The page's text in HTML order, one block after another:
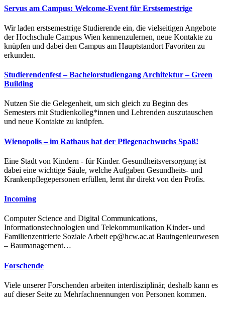
Servus am Campus: Welcome-Event für Erstsemestrige
Wir laden erstsemestrige Studierende ein, die vielseitigen Angebote
der Hochschule Campus Wien kennenzulernen, neue Kontakte zu
knüpfen und dabei den Campus am Hauptstandort Favoriten zu
erkunden.
Studierendenfest – Bachelorstudiengang Architektur – Green
Building
Nutzen Sie die Gelegenheit, um sich gleich zu Beginn des
Semesters mit Studienkolleg*innen und Lehrenden auszutauschen
und neue Kontakte zu knüpfen.
Wienopolis – im Rathaus hat der Pflegenachwuchs Spaß!
Eine Stadt von Kindern - für Kinder. Gesundheitsversorgung ist
dabei eine wichtige Säule, welche Aufgaben Gesundheits- und
Krankenpflegepersonen erfüllen, lernt ihr direkt von den Profis.
Incoming
Computer Science and Digital Communications,
Informationstechnologien und Telekommunikation Kinder- und
Familienzentrierte Soziale Arbeit ep@hcw.ac.at Bauingenieurwesen
– Baumanagement…
Forschende
Viele unserer Forschenden arbeiten interdisziplinär, deshalb kann es
auf dieser Seite zu Mehrfachnennungen von Personen kommen.